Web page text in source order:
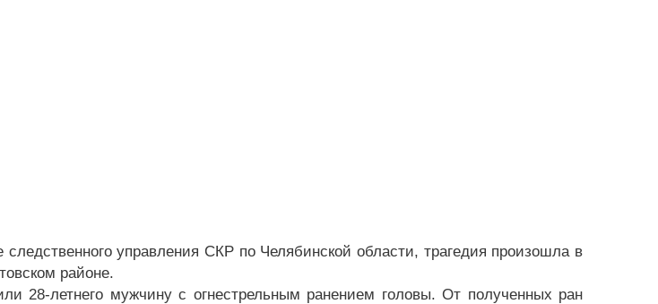
управления СКР по Челябинской области, трагедия произошла в
районе.
28-летнего мужчину с огнестрельным ранением головы. От полученных ран